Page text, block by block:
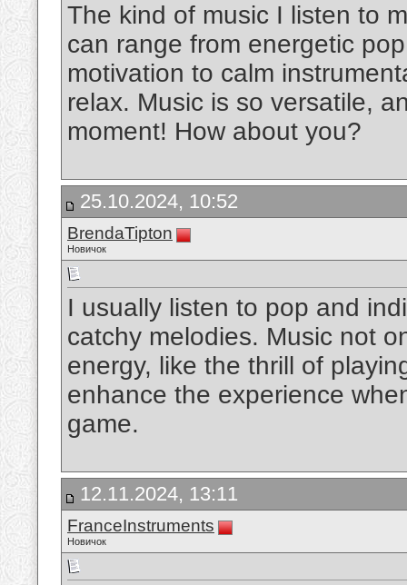
The kind of music I listen to
can range from energetic
motivation to calm
relax. Music is so versatile,
moment! How about you?
25.10.2024, 10:52
BrendaTipton
Новичок
I usually listen to pop and
catchy melodies. Music not
energy, like the thrill of
enhance the experience
game.
12.11.2024, 13:11
FranceInstruments
Новичок